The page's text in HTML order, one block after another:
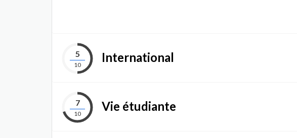
5
10
International
7
10
Vie étudiante